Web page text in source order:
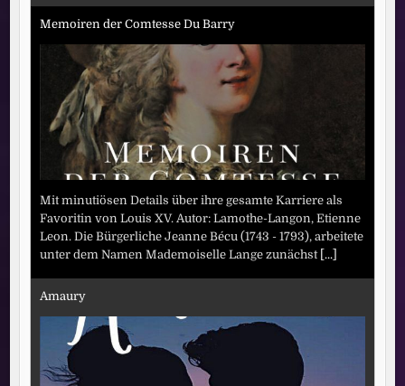
Memoiren der Comtesse Du Barry
Mit minutiösen Details über ihre gesamte Karriere als
Favoritin von Louis XV. Autor: Lamothe-Langon, Etienne
Leon. Die Bürgerliche Jeanne Bécu (1743 - 1793), arbeitete
unter dem Namen Mademoiselle Lange zunächst [...]
Amaury